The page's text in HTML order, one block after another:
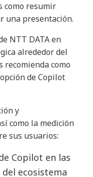
como resumir
una presentación.
NTT DATA en
alrededor del
recomienda como
de Copilot
y
como la medición
sus usuarios:
Copilot en las
ecosistema